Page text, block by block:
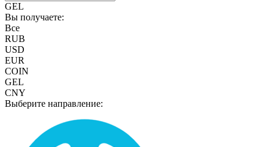
GEL
Вы получаете:
Все
RUB
USD
EUR
COIN
GEL
CNY
Выберите направление: